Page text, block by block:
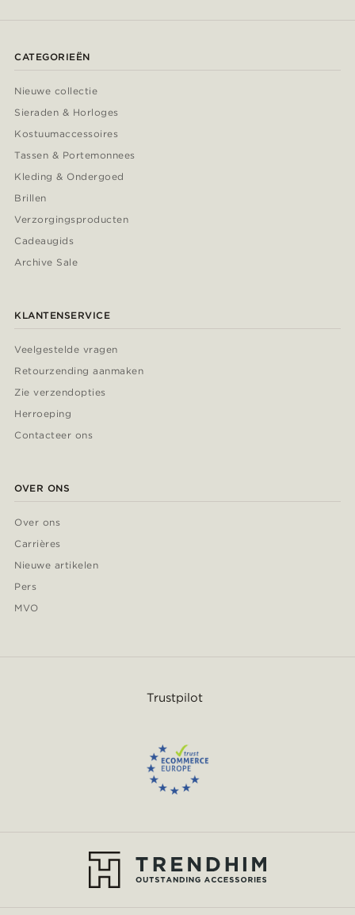
CATEGORIEËN
Nieuwe collectie
Sieraden & Horloges
Kostuumaccessoires
Tassen & Portemonnees
Kleding & Ondergoed
Brillen
Verzorgingsproducten
Cadeaugids
Archive Sale
KLANTENSERVICE
Veelgestelde vragen
Retourzending aanmaken
Zie verzendopties
Herroeping
Contacteer ons
OVER ONS
Over ons
Carrières
Nieuwe artikelen
Pers
MVO
Trustpilot